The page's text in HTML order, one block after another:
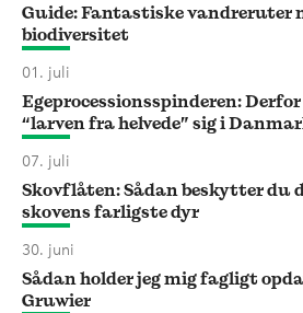
Guide: Fantastiske vandreruter
biodiversitet
01. juli
Egeprocessionsspinderen:
“larven fra helvede” sig i
07. juli
Skovflåten: Sådan beskytter du
skovens farligste dyr
30. juni
Sådan holder jeg mig fagligt
Gruwier